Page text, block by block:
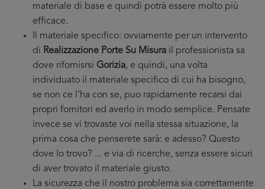
materiale di base e quindi potrà essere molto più
efficace.
Il materiale specifico: ovviamente per un intervento
di Realizzazione Porte Su Misura il professionista sa
dove rifornisrsi Gorizia, e quindi, una volta
individuato il materiale specifico di cui ha bisogno,
se non ce l’ha con se, puo rapidamente recarsi dai
propri fornitori ed averlo in modo semplice. Pensate
invece se vi trovaste voi nella stessa situazione, la
prima cosa che penserete sarà: e adesso? Questo
dove lo trovo? ... e via di ricerche, senza essere sicuri
di aver trovato il materiale giusto.
La sicurezza che il nostro problema sia correttamente